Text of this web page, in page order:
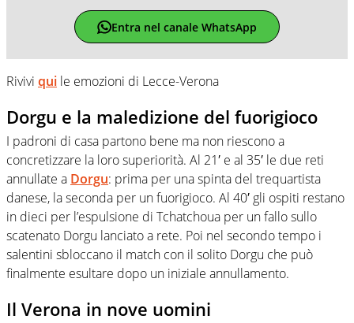
Entra nel canale WhatsApp
Rivivi qui le emozioni di Lecce-Verona
Dorgu e la maledizione del fuorigioco
I padroni di casa partono bene ma non riescono a
concretizzare la loro superiorità. Al 21′ e al 35′ le due reti
annullate a Dorgu: prima per una spinta del trequartista
danese, la seconda per un fuorigioco. Al 40′ gli ospiti restano
in dieci per l’espulsione di Tchatchoua per un fallo sullo
scatenato Dorgu lanciato a rete. Poi nel secondo tempo i
salentini sbloccano il match con il solito Dorgu che può
finalmente esultare dopo un iniziale annullamento.
Il Verona in nove uomini